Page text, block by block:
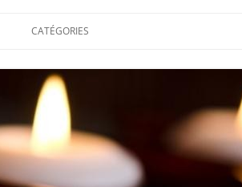
CATÉGORIES
ALIMENTATION
REPOS
LE POINT DE VUE DE L’AYURVÉDA